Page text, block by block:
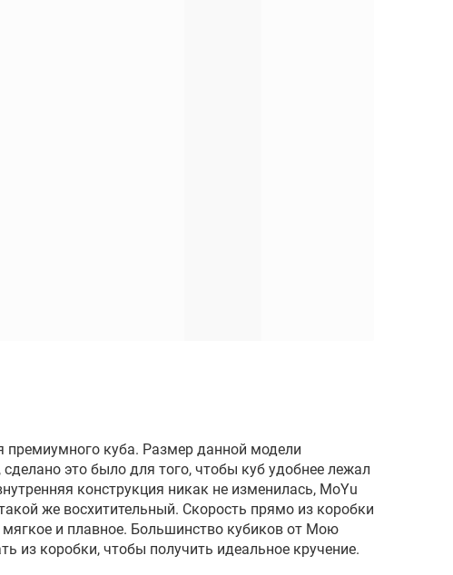
премиумного куба. Размер данной модели
это было для того, чтобы куб удобнее лежал
конструкция никак не изменилась, MoYu
же восхитительный. Скорость прямо из коробки
и плавное. Большинство кубиков от Мою
из коробки, чтобы получить идеальное кручение.